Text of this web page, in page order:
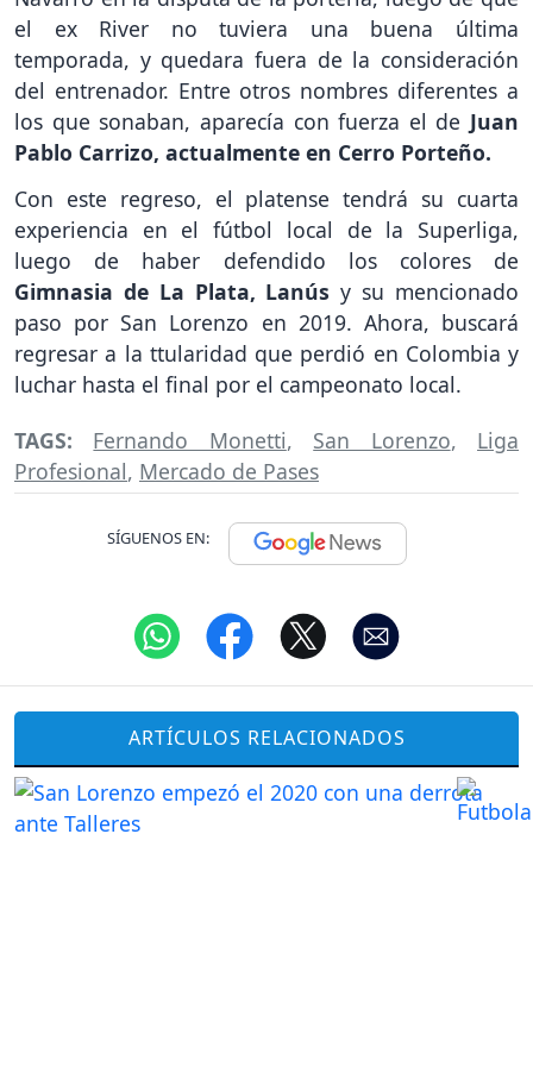
el ex River no tuviera una buena última
temporada, y quedara fuera de la consideración
del entrenador. Entre otros nombres diferentes a
los que sonaban, aparecía con fuerza el de Juan
Pablo Carrizo, actualmente en Cerro Porteño.
Con este regreso, el platense tendrá su cuarta
experiencia en el fútbol local de la Superliga,
luego de haber defendido los colores de
Gimnasia de La Plata, Lanús y su mencionado
paso por San Lorenzo en 2019. Ahora, buscará
regresar a la ttularidad que perdió en Colombia y
luchar hasta el final por el campeonato local.
TAGS: Fernando Monetti, San Lorenzo, Liga
Profesional, Mercado de Pases
SÍGUENOS EN:
ARTÍCULOS RELACIONADOS